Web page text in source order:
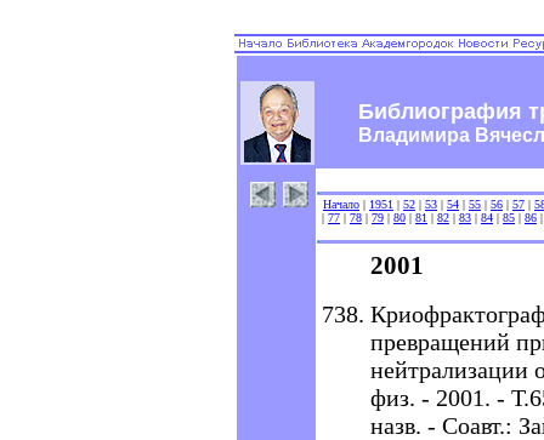
Библиография
Владимира
Начало | 1951 | 52 | 53 | 54 | 55 | 56 | 57 |
| 77 | 78 | 79 | 80 | 81 | 82 | 83 | 84 | 85 | 86
2001
превращений
нейтрализации
физ. - 2001. -
назв. - Соавт.: